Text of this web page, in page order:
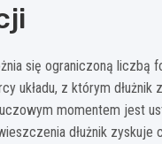
się ograniczoną liczbą
układu, z którym
momentem jest
dłużnik